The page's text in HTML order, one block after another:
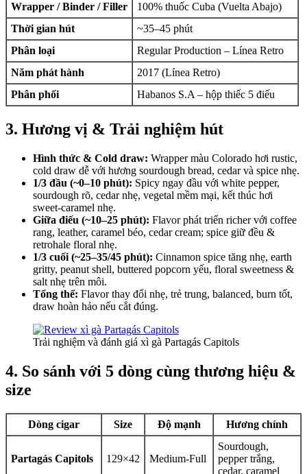
Wrapper / Binder / Filler
100% thuốc Cuba (Vuelta Abajo)
Thời gian hút
~35–45 phút
Phân loại
Regular Production – Línea Retro
Năm phát hành
2017 (Línea Retro)
Phân phối
Habanos S.A – hộp thiếc 5 điếu
3. Hương vị & Trải nghiệm hút
Hình thức & Cold draw: Wrapper màu Colorado hơi rustic,
cold draw dễ với hương sourdough bread, cedar và spice nhẹ.
1/3 đầu (~0–10 phút): Spicy ngay đầu với white pepper,
sourdough rõ, cedar nhẹ, vegetal mềm mại, kết thúc hơi
sweet-caramel nhẹ.
Giữa điếu (~10–25 phút): Flavor phát triển richer với coffee
rang, leather, caramel béo, cedar cream; spice giữ đều &
retrohale floral nhẹ.
1/3 cuối (~25–35/45 phút): Cinnamon spice tăng nhẹ, earth
gritty, peanut shell, buttered popcorn yếu, floral sweetness &
salt nhẹ trên môi.
Tổng thể: Flavor thay đổi nhẹ, trẻ trung, balanced, burn tốt,
draw hoàn hảo nếu cắt đúng.
Trải nghiệm và đánh giá xì gà Partagás Capitols
4. So sánh với 5 dòng cùng thương hiệu &
size
Dòng cigar Size Độ mạnh Hương chính
Partagás Capitols 129×42 Medium‑Full
Sourdough,
pepper trắng,
cedar, caramel